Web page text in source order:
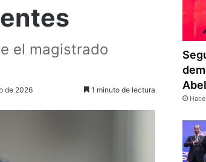
el magistrado
de 2026 1 minuto de lectura